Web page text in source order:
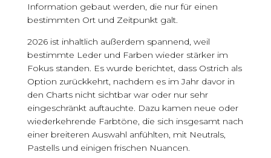
Information gebaut werden, die nur für einen
bestimmten Ort und Zeitpunkt galt.
2026 ist inhaltlich außerdem spannend, weil
bestimmte Leder und Farben wieder stärker im
Fokus standen. Es wurde berichtet, dass Ostrich als
Option zurückkehrt, nachdem es im Jahr davor in
den Charts nicht sichtbar war oder nur sehr
eingeschränkt auftauchte. Dazu kamen neue oder
wiederkehrende Farbtöne, die sich insgesamt nach
einer breiteren Auswahl anfühlten, mit Neutrals,
Pastells und einigen frischen Nuancen.